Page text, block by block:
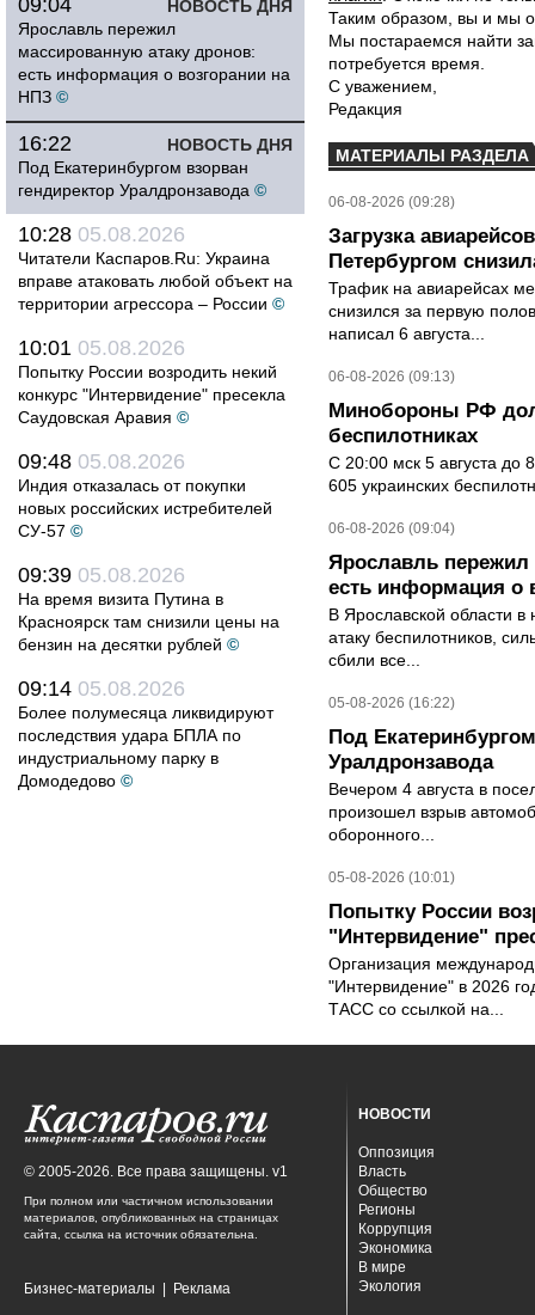
НОВОСТЬ ДНЯ
09:04
Ярославль пережил
массированную атаку дронов:
есть информация о возгорании на
НПЗ ©
НОВОСТЬ ДНЯ
16:22
Под Екатеринбургом взорван
гендиректор Уралдронзавода ©
10:28 05.08.2026
Читатели Каспаров.Ru: Украина
вправе атаковать любой объект на
территории агрессора – России ©
10:01 05.08.2026
Попытку России возродить некий
конкурс "Интервидение" пресекла
Саудовская Аравия ©
09:48 05.08.2026
Индия отказалась от покупки
новых российских истребителей
СУ-57 ©
09:39 05.08.2026
На время визита Путина в
Красноярск там снизили цены на
бензин на десятки рублей ©
09:14 05.08.2026
Более полумесяца ликвидируют
последствия удара БПЛА по
индустриальному парку в
Домодедово ©
Таким образом, вы и мы
Мы постараемся найти
потребуется время.
С уважением,
Редакция
МАТЕРИАЛЫ РАЗДЕЛА
06-08-2026 (09:28)
Загрузка
Петербургом
Трафик на авиарейсах
снизился за первую
написал 6 августа...
06-08-2026 (09:13)
Минобороны РФ
беспилотниках
С 20:00 мск 5 августа до
605 украинских
06-08-2026 (09:04)
Ярославль пережил
есть информация о
В Ярославской области в
атаку беспилотников,
сбили все...
05-08-2026 (16:22)
Под
Уралдронзавода
Вечером 4 августа в
произошел взрыв
оборонного...
05-08-2026 (10:01)
Попытку России
"Интервидение"
Организация
"Интервидение" в 2026
ТАСС со ссылкой на...
© 2005-2026. Все права защищены. v1
При полном или частичном использовании
материалов, опубликованных на страницах
сайта, ссылка на источник обязательна.
Бизнес-материалы Реклама
НОВОСТИ
Оппозиция
Власть
Общество
Регионы
Коррупция
Экономика
В мире
Экология